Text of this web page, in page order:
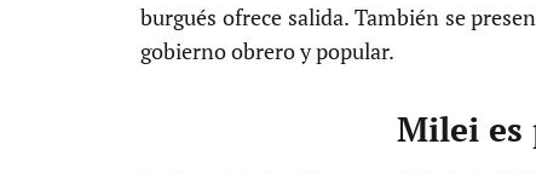
burgués ofrece salida. También se
gobierno obrero y popular.
Milei es